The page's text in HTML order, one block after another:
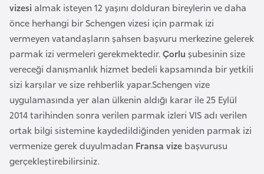
vizesi almak isteyen 12 yaşını dolduran bireylerin ve daha
önce herhangi bir Schengen vizesi için parmak izi
vermeyen vatandaşların şahsen başvuru merkezine gelerek
parmak izi vermeleri gerekmektedir. Çorlu şubesinin size
vereceği danışmanlık hizmet bedeli kapsamında bir yetkili
sizi karşılar ve size rehberlik yapar.Schengen vize
uygulamasında yer alan ülkenin aldığı karar ile 25 Eylül
2014 tarihinden sonra verilen parmak izleri VIS adı verilen
ortak bilgi sistemine kaydedildiğinden yeniden parmak izi
vermenize gerek duyulmadan Fransa vize başvurusu
gerçekleştirebilirsiniz.
D
a
n
i
m
a
r
k
a
D